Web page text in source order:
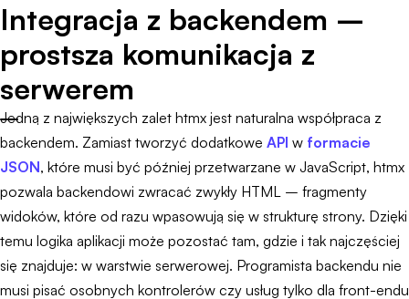
Integracja z backendem –
prostsza komunikacja z
serwerem
Jedną z największych zalet htmx jest naturalna współpraca z
backendem. Zamiast tworzyć dodatkowe API w formacie
JSON, które musi być później przetwarzane w JavaScript, htmx
pozwala backendowi zwracać zwykły HTML – fragmenty
widoków, które od razu wpasowują się w strukturę strony. Dzięki
temu logika aplikacji może pozostać tam, gdzie i tak najczęściej
się znajduje: w warstwie serwerowej. Programista backendu nie
musi pisać osobnych kontrolerów czy usług tylko dla front-endu